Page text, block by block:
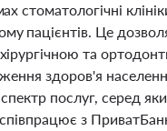
стоматологічні
пацієнтів. Це
та
здоров'я
послуг, серед
співпрацює з